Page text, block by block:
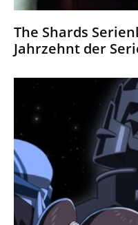
The Shards
Jahrzehnt der